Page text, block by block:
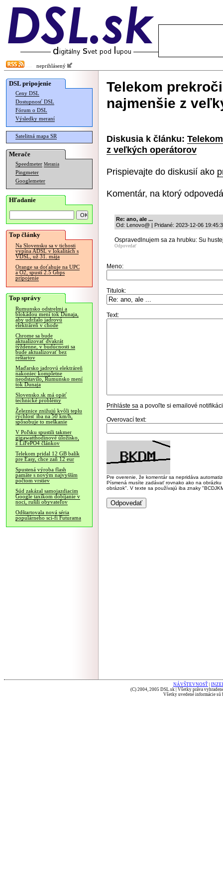
neprihlásený
DSL pripojenie
Ceny DSL
Dostupnosť DSL
Fórum o DSL
Výsledky meraní
Satelitná mapa SR
Merače
Speedmeter Merania
Pingmeter
Googlemeter
Hľadanie
Top články
Na Slovensku sa v tichosti
vypína ADSL v lokalitách s
VDSL, už 31. mája
Orange sa doťahuje na UPC
a O2, spustí 2.5 Gbps
pripojenie
Top správy
Rumunsko odstrelmi a
blokádou mení tok Dunaja,
aby udržalo jadrovú
elektráreň v chode
Chrome sa bude
aktualizovať dvakrát
týždenne, v budúcnosti sa
bude aktualizovať bez
reštartov
Maďarsko jadrovú elektráreň
nakoniec kompletne
neodstavilo, Rumunsko mení
tok Dunaja
Slovensko.sk má opäť
technické problémy
Železnice znižujú kvôli teplu
rýchlosť iba na 50 km/h,
spôsobuje to meškanie
V Poľsku spustili takmer
gigawatthodinové úložisko,
z LiFePO4 článkov
Telekom pridal 12 GB balík
pre Easy, chce zaň 12 eur
Spustená výroba flash
pamäte s novým najvyšším
počtom vrstiev
Súd zakázal samojazdiacim
Google taxíkom dobíjanie v
noci, rušili obyvateľov
Odštartovala nová séria
populárneho sci-fi Futurama
Telekom
najmenšie z
Diskusia k článku:
z veľkých operátorov
Prispievajte do diskusií ako
Komentár, na ktorý
Re: ano, ale ...
Od: Lenovo@ | Pridané: 2023-12-06
Ospravedlnujem sa za hrubku: Su
Odpovedať
Meno:
Titulok:
Text:
Prihláste sa a povoľte si emailové
Overovací text:
Pre overenie, že komentár sa nepridáva
Písmená musíte zadávať rovnako ako na
obrázok". V texte sa používajú iba znaky
NÁVŠTEVNOSŤ
(C) 2004, 2005 DSL.sk | Všetky práva
Všetky uvedené informácie sú